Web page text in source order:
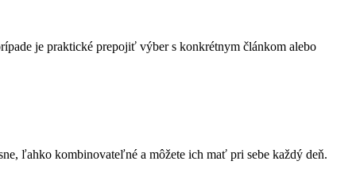
je praktické prepojiť výber s konkrétnym článkom alebo
ľahko kombinovateľné a môžete ich mať pri sebe každý deň.